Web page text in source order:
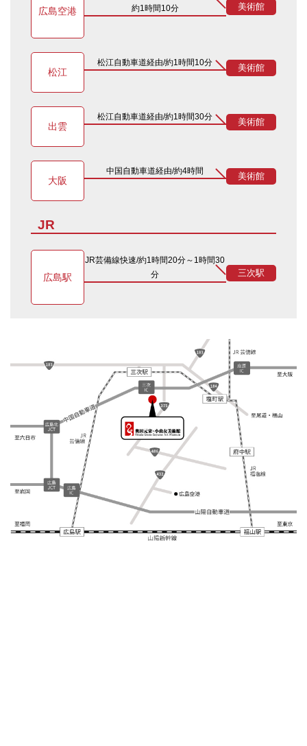
広島空港 美術館
約1時間10分
松江 美術館
松江自動車道経由/約1時間10分
出雲 美術館
松江自動車道経由/約1時間30分
大阪 美術館
中国自動車道経由/約4時間
JR
広島駅 三次駅
JR芸備線快速/約1時間20分～1時間30
分